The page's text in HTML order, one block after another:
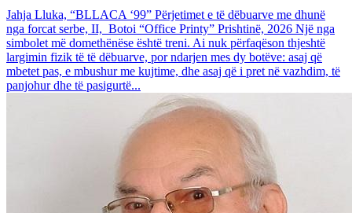
Jahja Lluka, “BLLACA ‘99” Përjetimet e të dëbuarve me dhunë
nga forcat serbe, II, Botoi “Office Printy” Prishtinë, 2026 Një nga
simbolet më domethënëse është treni. Ai nuk përfaqëson thjeshtë
largimin fizik të të dëbuarve, por ndarjen mes dy botëve: asaj që
mbetet pas, e mbushur me kujtime, dhe asaj që i pret në vazhdim, të
panjohur dhe të pasigurtë...